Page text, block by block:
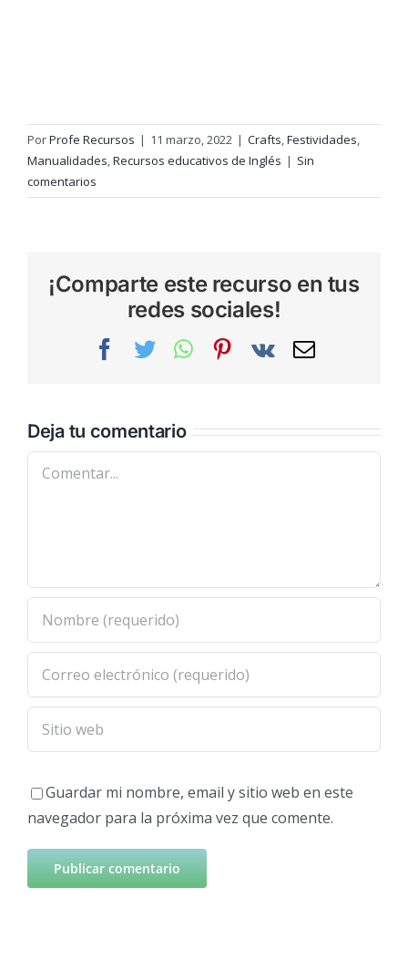
PorProfe Recursos | 11 marzo, 2022 | Crafts,Festividades,
Manualidades,Recursos educativos de Inglés | Sin
comentarios
¡Comparte este recurso en tus
redes sociales!
Facebook
TwitterWhatsAppPinterest
Vk
Correo
Deja tu comentario
Comentar
Guardar mi nombre, email y sitio web en este
navegador para la próxima vez que comente.